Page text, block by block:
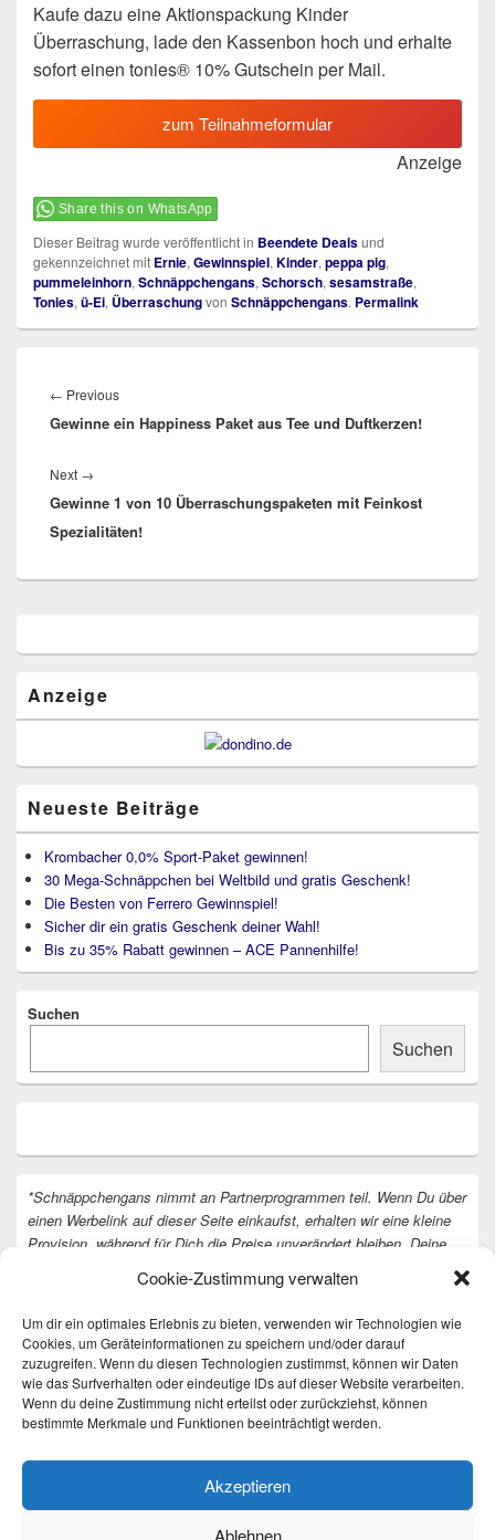
Cookie-Zustimmung verwalten
Um dir ein optimales Erlebnis zu bieten, verwenden wir Technologien wie
Cookies, um Geräteinformationen zu speichern und/oder darauf
zuzugreifen. Wenn du diesen Technologien zustimmst, können wir Daten
wie das Surfverhalten oder eindeutige IDs auf dieser Website verarbeiten.
Wenn du deine Zustimmung nicht erteilst oder zurückziehst, können
bestimmte Merkmale und Funktionen beeinträchtigt werden.
Akzeptieren
Ablehnen
Kaufe dazu eine Aktionspackung Kinder
Überraschung, lade den Kassenbon hoch und erhalte
sofort einen tonies® 10% Gutschein per Mail.
zum Teilnahmeformular
Anzeige
Share this on WhatsApp
Dieser Beitrag wurde veröffentlicht in Beendete Dealsund
gekennzeichnet mit Ernie,Gewinnspiel,Kinder,peppa pig,
pummeleinhorn,Schnäppchengans,Schorsch,sesamstraße,
Tonies,ü-Ei, Überraschungvon Schnäppchengans. Permalink
← PreviousPrevious
post:
Gewinne ein Happiness Paket aus Tee und Duftkerzen!
Next →
post:
Gewinne 1 von 10 Überraschungspaketen mit Feinkost
Spezialitäten!
Anzeige
Neueste Beiträge
Krombacher 0,0% Sport-Paket gewinnen!
30 Mega-Schnäppchen bei Weltbild und gratis Geschenk!
Die Besten von Ferrero Gewinnspiel!
Sicher dir ein gratis Geschenk deiner Wahl!
Bis zu 35% Rabatt gewinnen – ACE Pannenhilfe!
Suchen
Suchen
*Schnäppchengans nimmt an Partnerprogrammen teil. Wenn Du über
einen Werbelink auf dieser Seite einkaufst, erhalten wir eine kleine
Provision, während für Dich die Preise unverändert bleiben. Deine
Vielen Dank dafür!